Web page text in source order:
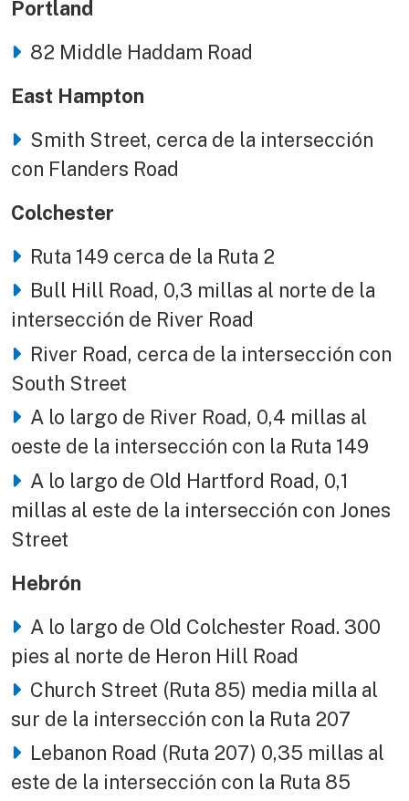
Portland
82 Middle Haddam Road
East Hampton
Smith Street, cerca de la intersección
con Flanders Road
Colchester
Ruta 149 cerca de la Ruta 2
Bull Hill Road, 0,3 millas al norte de la
intersección de River Road
River Road, cerca de la intersección con
South Street
A lo largo de River Road, 0,4 millas al
oeste de la intersección con la Ruta 149
A lo largo de Old Hartford Road, 0,1
millas al este de la intersección con Jones
Street
Hebrón
A lo largo de Old Colchester Road. 300
pies al norte de Heron Hill Road
Church Street (Ruta 85) media milla al
sur de la intersección con la Ruta 207
Lebanon Road (Ruta 207) 0,35 millas al
este de la intersección con la Ruta 85